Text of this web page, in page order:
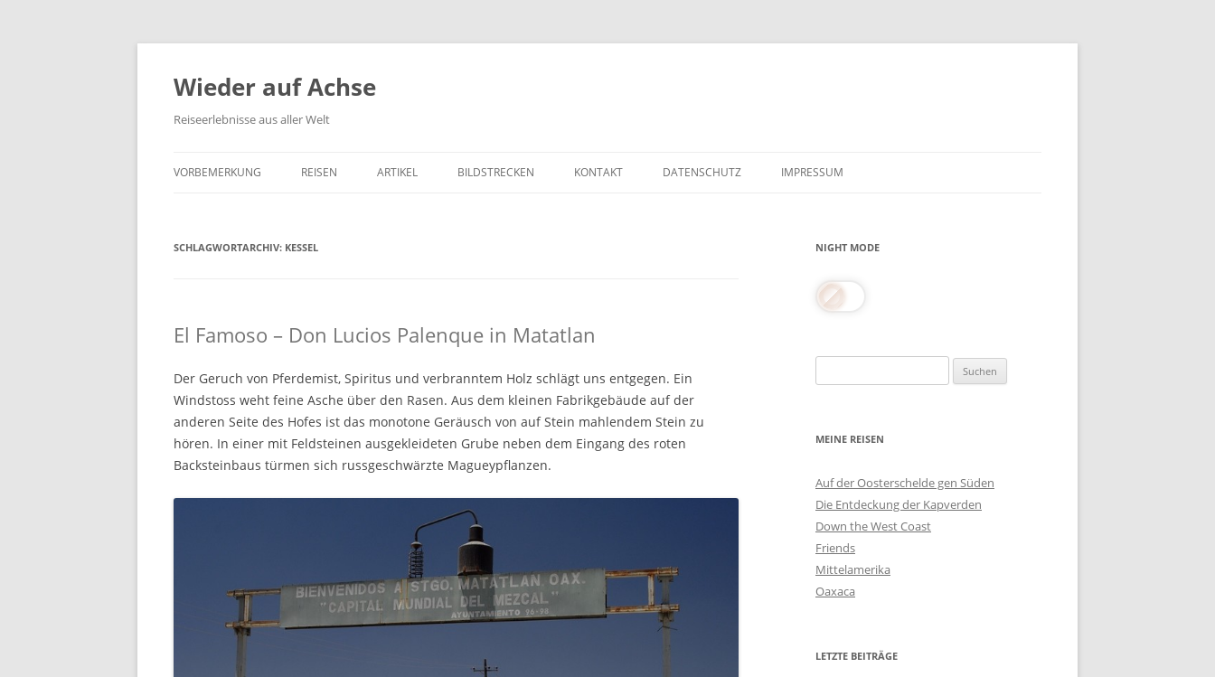
Wieder auf Achse
Reiseerlebnisse aus aller Welt
VORBEMERKUNG REISEN ARTIKEL BILDSTRECKEN KONTAKT DATENSCHUTZ IMPRESSUM
SCHLAGWORTARCHIV: KESSEL
El Famoso – Don Lucios Palenque in Matatlan
Der Geruch von Pferdemist, Spiritus und verbranntem Holz schlägt uns entgegen. Ein
Windstoss weht feine Asche über den Rasen. Aus dem kleinen Fabrikgebäude auf der
anderen Seite des Hofes ist das monotone Geräusch von auf Stein mahlendem Stein zu
hören. In einer mit Feldsteinen ausgekleideten Grube neben dem Eingang des roten
Backsteinbaus türmen sich russgeschwärzte Magueypflanzen.
NIGHT MODE
nach:
MEINE REISEN
Auf der Oosterschelde gen Süden
Die Entdeckung der Kapverden
Down the West Coast
Friends
Mittelamerika
Oaxaca
LETZTE BEITRÄGE